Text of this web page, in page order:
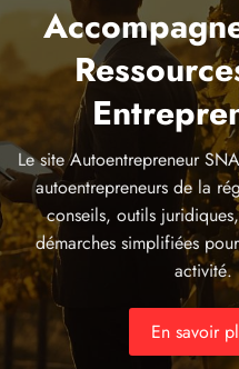
Le site Autoentrepreneur
autoentrepreneurs de la
conseils, outils
démarches simplifiées
activité.
En savoir